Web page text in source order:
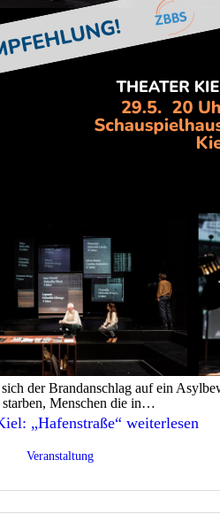
der Brandanschlag auf ein
starben, Menschen die in…
„Hafenstraße“ weiterlesen
Veranstaltung